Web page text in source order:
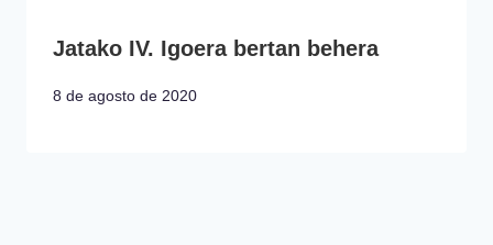
Jatako IV. Igoera bertan behera
8 de agosto de 2020